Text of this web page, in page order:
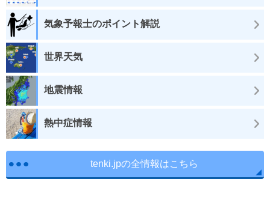
気象予報士のポイント解説
世界天気
地震情報
熱中症情報
tenki.jpの全情報はこちら